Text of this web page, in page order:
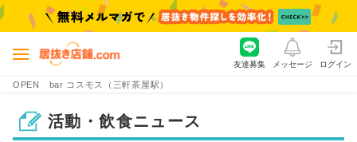
OPEN bar コスモス（三軒茶屋駅）
友達募集 メッセージ ログイン
活動・飲食ニュース